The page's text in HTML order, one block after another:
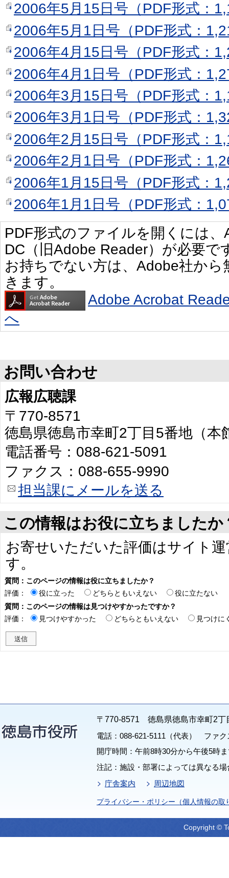
2006年5月15日号（PDF形式：
2006年5月1日号（PDF形式：
2006年4月15日号（PDF形式：
2006年4月1日号（PDF形式：
2006年3月15日号（PDF形式：
2006年3月1日号（PDF形式：
2006年2月15日号（PDF形式：
2006年2月1日号（PDF形式：
2006年1月15日号（PDF形式：
2006年1月1日号（PDF形式：
PDF形式のファイルを開くには
DC（旧Adobe Reader）が必要で
お持ちでない方は、Adobe社か
きます。
Adobe Acrobat
へ
お問い合わせ
広報広聴課
〒770-8571
徳島県徳島市幸町2丁目5番地（本
電話番号：088-621-5091
ファクス：088-655-9990
担当課にメールを送る
この情報はお役に立ちましたか
お寄せいただいた評価はサイト
す。
質問：このページの情報は役に立ちましたか？
評価：
役に立った どちらともいえない
役に立たない
質問：このページの情報は見つけやすかったですか？
評価：
見つけやすかった どちらともいえない 見つけに
〒770-8571 徳島県徳島市幸町2丁
電話：088-621-5111（代表） ファク
開庁時間：午前8時30分から午後5時
注記：施設・部署によっては異なる
庁舎案内
周辺地図
プライバシー・ポリシー（個人情報の取
Copyright ©